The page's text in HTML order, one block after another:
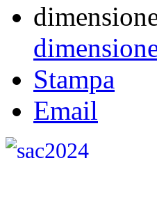
Stampa
Email